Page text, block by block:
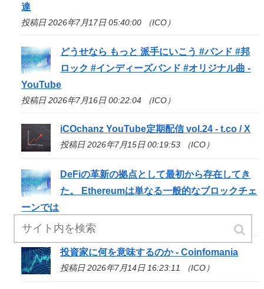
達
投稿日 2026年7月17日 05:40:00 （ICO）
どうせなら もっと 派手にいこう #バンド #邦
ロック #インディーズバンド #オリジナル曲 -
YouTube
投稿日 2026年7月16日 00:22:04 （ICO）
iCOchanz YouTube定期配信 vol.24 - t.co / X
投稿日 2026年7月15日 00:19:53 （ICO）
DeFiの革新の拠点として最初から存在してき
た。 Ethereumは単なる一般的なブロックチェ
ーンでは
投稿日 2026年7月14日 18:02:05 （ICO）
投資家に何を意味するのか - Coinfomania
投稿日 2026年7月14日 16:23:11 （ICO）